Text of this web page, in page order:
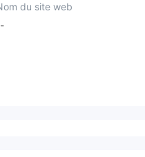
du site web